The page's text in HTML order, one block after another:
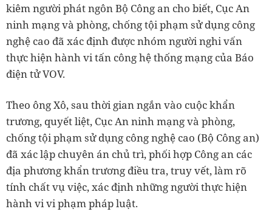
kiêm người phát ngôn Bộ Công an cho biết, Cục An
ninh mạng và phòng, chống tội phạm sử dụng công
nghệ cao đã xác định được nhóm người nghi vấn
thực hiện hành vi tấn công hệ thống mạng của Báo
điện tử VOV.
Theo ông Xô, sau thời gian ngắn vào cuộc khẩn
trương, quyết liệt, Cục An ninh mạng và phòng,
chống tội phạm sử dụng công nghệ cao (Bộ Công an)
đã xác lập chuyên án chủ trì, phối hợp Công an các
địa phương khẩn trương điều tra, truy vết, làm rõ
tính chất vụ việc, xác định những người thực hiện
hành vi vi phạm pháp luật.